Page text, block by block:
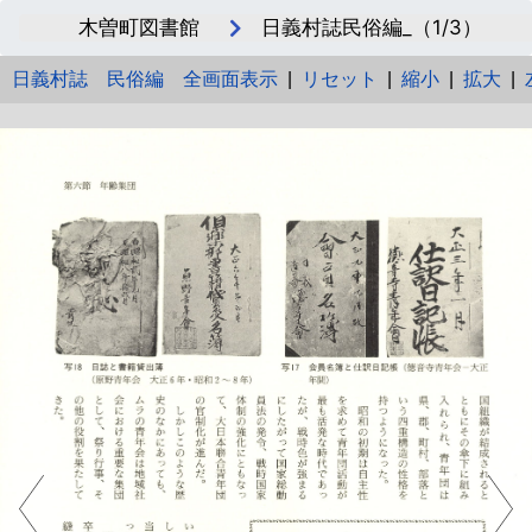
木曽町図書館 日義村誌民俗編_（1/3）